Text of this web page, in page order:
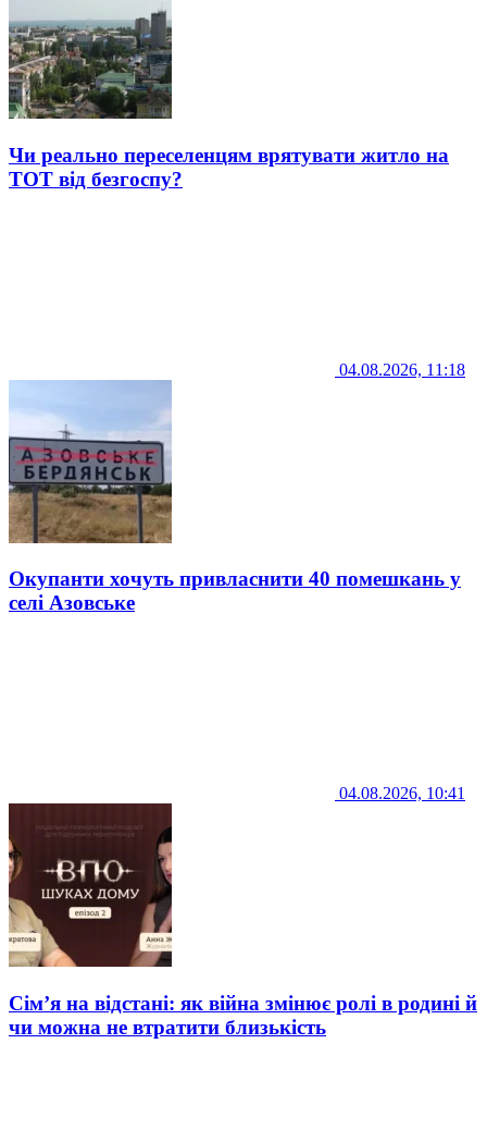
Чи реально переселенцям врятувати житло на
ТОТ від безгоспу?
04.08.2026, 11:18
Окупанти хочуть привласнити 40 помешкань у
селі Азовське
04.08.2026, 10:41
Сім’я на відстані: як війна змінює ролі в родині й
чи можна не втратити близькість